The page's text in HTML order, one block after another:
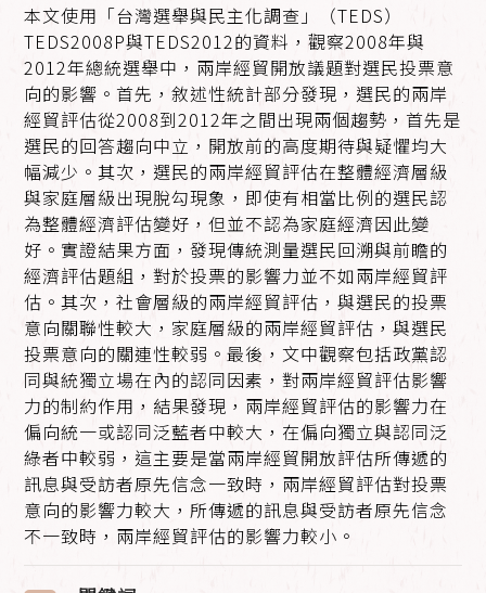
本文使用「台灣選舉與民主化調查」（TEDS）
TEDS2008P與TEDS2012的資料，觀察2008年與
2012年總統選舉中，兩岸經貿開放議題對選民投票意
向的影響。首先，敘述性統計部分發現，選民的兩岸
經貿評估從2008到2012年之間出現兩個趨勢，首先是
選民的回答趨向中立，開放前的高度期待與疑懼均大
幅減少。其次，選民的兩岸經貿評估在整體經濟層級
與家庭層級出現脫勾現象，即使有相當比例的選民認
為整體經濟評估變好，但並不認為家庭經濟因此變
好。實證結果方面，發現傳統測量選民回溯與前瞻的
經濟評估題組，對於投票的影響力並不如兩岸經貿評
估。其次，社會層級的兩岸經貿評估，與選民的投票
意向關聯性較大，家庭層級的兩岸經貿評估，與選民
投票意向的關連性較弱。最後，文中觀察包括政黨認
同與統獨立場在內的認同因素，對兩岸經貿評估影響
力的制約作用，結果發現，兩岸經貿評估的影響力在
偏向統一或認同泛藍者中較大，在偏向獨立與認同泛
綠者中較弱，這主要是當兩岸經貿開放評估所傳遞的
訊息與受訪者原先信念一致時，兩岸經貿評估對投票
意向的影響力較大，所傳遞的訊息與受訪者原先信念
不一致時，兩岸經貿評估的影響力較小。